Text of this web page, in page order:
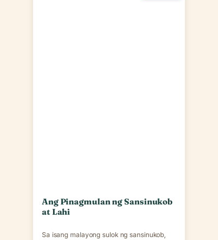
Ang Pinagmulan ng Sansinukob
at Lahi
Sa isang malayong sulok ng sansinukob,